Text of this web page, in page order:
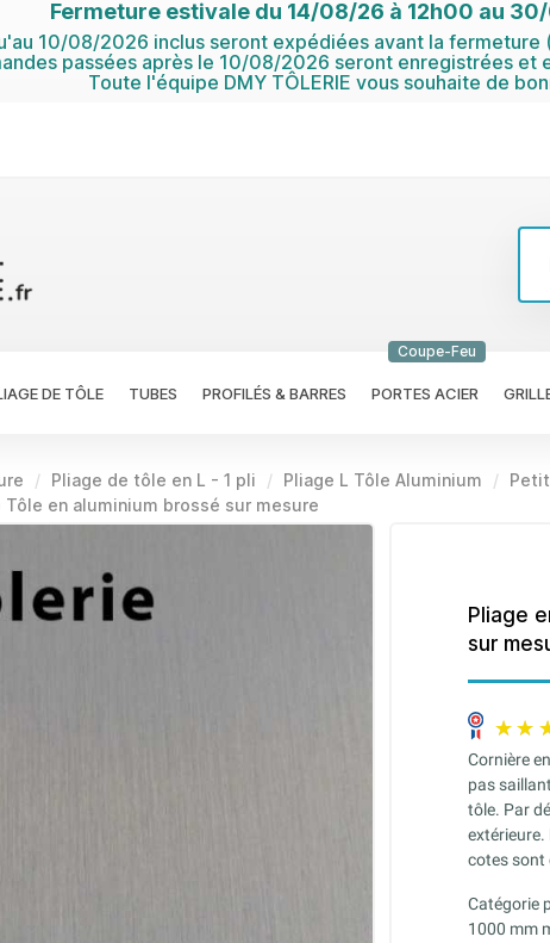
Fermeture estivale du 14/08/26 à 12h00 au
10/08/2026 inclus seront expédiées avant la
passées après le 10/08/2026 seront enregistrées
Toute l'équipe DMY TÔLERIE vous souhaite de
DE TÔLE TUBES PROFILÉS & BARRES PORTES ACIER
Coupe-Feu
Pliage de tôle en L - 1 pli Pliage L Tôle Aluminium
Tôle en aluminium brossé sur mesure
Pliage
sur
Cornière
pas
tôle. Par
extérieure.
cotes sont
Catégorie
1000 mm